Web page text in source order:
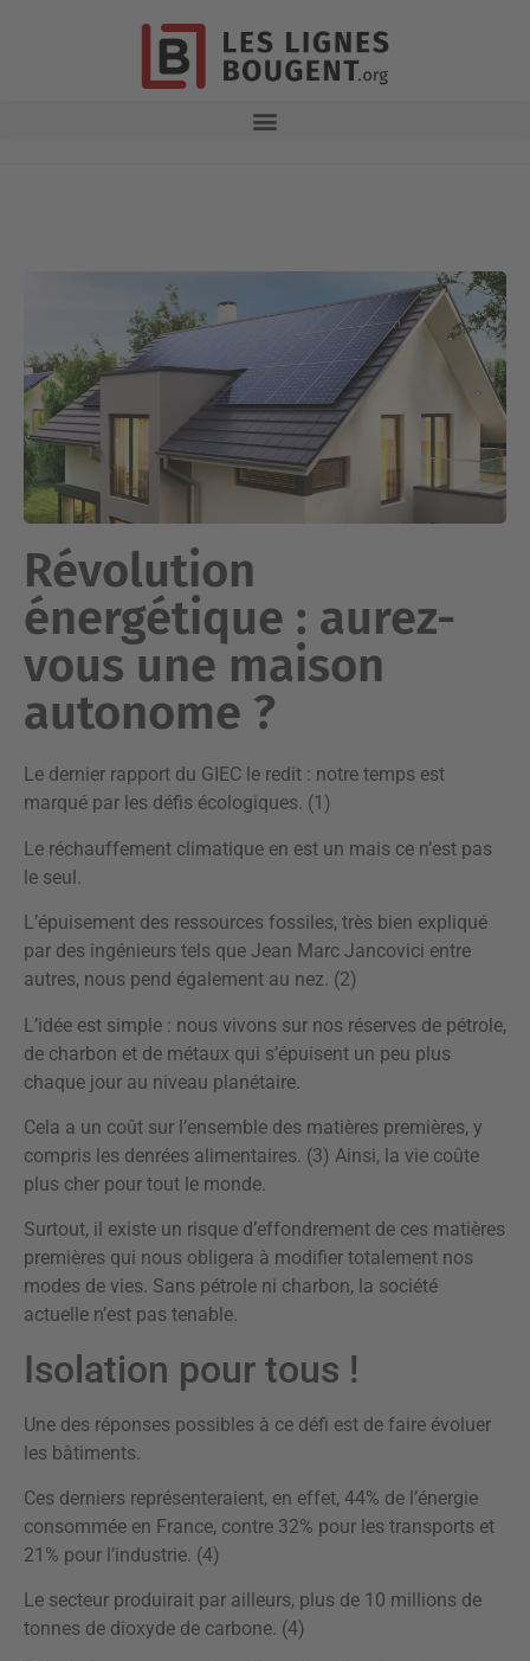
Révolution
énergétique : aurez-
vous une maison
autonome ?
Le dernier rapport du GIEC le redit : notre temps est
marqué par les défis écologiques. (1)
Le réchauffement climatique en est un mais ce n’est pas
le seul.
L’épuisement des ressources fossiles, très bien expliqué
par des ingénieurs tels que Jean Marc Jancovici entre
autres, nous pend également au nez. (2)
L’idée est simple : nous vivons sur nos réserves de pétrole,
de charbon et de métaux qui s’épuisent un peu plus
chaque jour au niveau planétaire.
Cela a un coût sur l’ensemble des matières premières, y
compris les denrées alimentaires. (3) Ainsi, la vie coûte
plus cher pour tout le monde.
Surtout, il existe un risque d’effondrement de ces matières
premières qui nous obligera à modifier totalement nos
modes de vies. Sans pétrole ni charbon, la société
actuelle n’est pas tenable.
Isolation pour tous !
Une des réponses possibles à ce défi est de faire évoluer
les bâtiments.
Ces derniers représenteraient, en effet, 44% de l’énergie
consommée en France, contre 32% pour les transports et
21% pour l’industrie. (4)
Le secteur produirait par ailleurs, plus de 10 millions de
tonnes de dioxyde de carbone. (4)